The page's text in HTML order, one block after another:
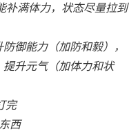
满体力，状态尽量拉到
御能力（加防和毅），
升元气（加体力和状
完
西